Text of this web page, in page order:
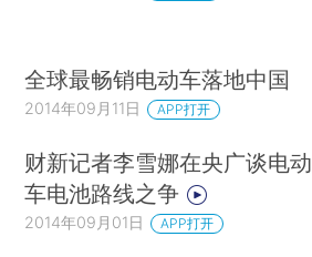
全球最畅销电动车落地中国
2014年09月11日 APP打开
财新记者李雪娜在央广谈电动
车电池路线之争
2014年09月01日 APP打开